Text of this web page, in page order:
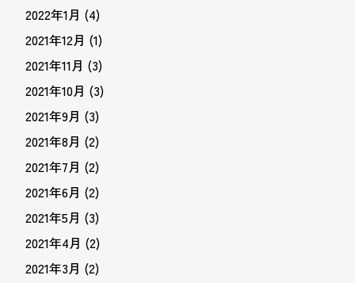
2022年1月 (4)
2021年12月 (1)
2021年11月 (3)
2021年10月 (3)
2021年9月 (3)
2021年8月 (2)
2021年7月 (2)
2021年6月 (2)
2021年5月 (3)
2021年4月 (2)
2021年3月 (2)